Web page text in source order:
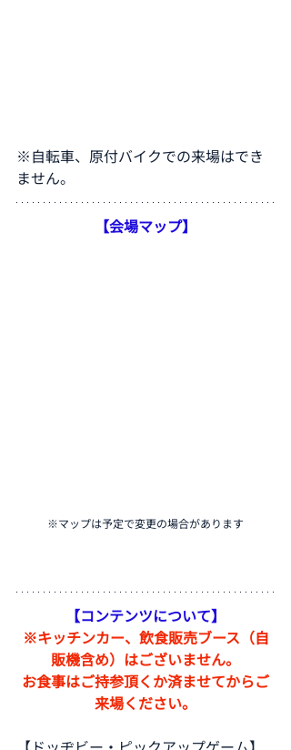
※自転車、原付バイクでの来場はでき
ません。
【会場マップ】
※マップは予定で変更の場合があります
【コンテンツについて】
※キッチンカー、飲食販売ブース（自
販機含め）はございません。
お食事はご持参頂くか済ませてからご
来場ください。